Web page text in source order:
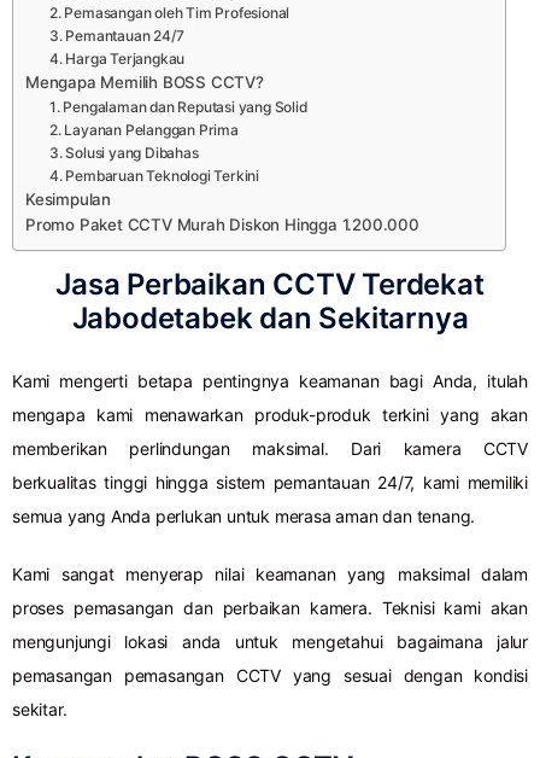
2. Pemasangan oleh Tim Profesional
3. Pemantauan 24/7
4. Harga Terjangkau
Mengapa Memilih BOSS CCTV?
1. Pengalaman dan Reputasi yang Solid
2. Layanan Pelanggan Prima
3. Solusi yang Dibahas
4. Pembaruan Teknologi Terkini
Kesimpulan
Promo Paket CCTV Murah Diskon Hingga 1.200.000
Jasa Perbaikan CCTV Terdekat
Jabodetabek dan Sekitarnya
Kami mengerti betapa pentingnya keamanan bagi Anda, itulah
mengapa kami menawarkan produk-produk terkini yang akan
memberikan perlindungan maksimal. Dari kamera CCTV
berkualitas tinggi hingga sistem pemantauan 24/7, kami memiliki
semua yang Anda perlukan untuk merasa aman dan tenang.
Kami sangat menyerap nilai keamanan yang maksimal dalam
proses pemasangan dan perbaikan kamera. Teknisi kami akan
mengunjungi lokasi anda untuk mengetahui bagaimana jalur
pemasangan pemasangan CCTV yang sesuai dengan kondisi
sekitar.